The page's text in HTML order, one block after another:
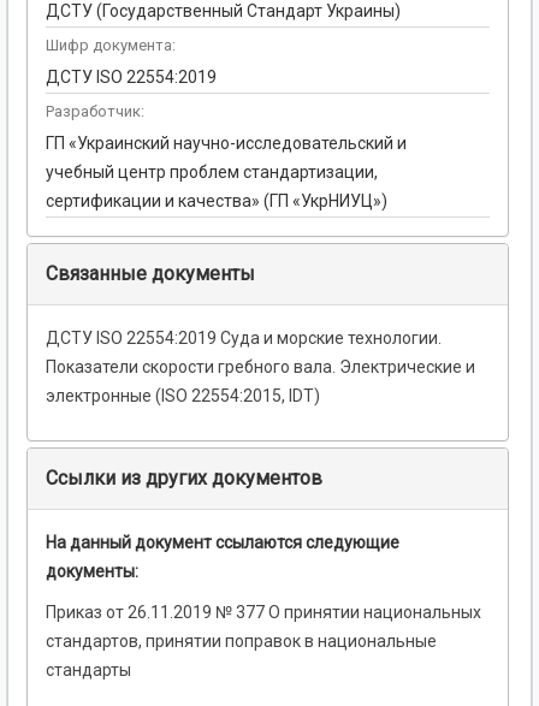
ДСТУ (Государственный Стандарт Украины)
Шифр документа:
ДСТУ ISO 22554:2019
Разработчик:
ГП «Украинский научно-исследовательский и
учебный центр проблем стандартизации,
сертификации и качества» (ГП «УкрНИУЦ»)
Связанные документы
ДСТУ ISO 22554:2019 Суда и морские технологии.
Показатели скорости гребного вала. Электрические и
электронные (ISO 22554:2015, IDT)
Ссылки из других документов
На данный документ ссылаются следующие
документы:
Приказ от 26.11.2019 № 377 О принятии национальных
стандартов, принятии поправок в национальные
стандарты